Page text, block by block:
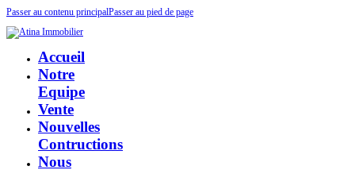
Passer au contenu principalPasser au pied de page
Accueil
Notre
Equipe
Vente
Nouvelles
Contructions
Nous